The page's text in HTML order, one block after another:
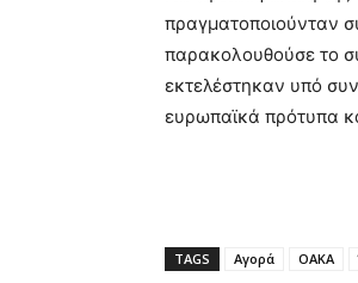
πραγματοποιούνταν
παρακολουθούσε το
εκτελέστηκαν υπό
ευρωπαϊκά πρότυπα
TAGS Αγορά ΟΑΚΑ